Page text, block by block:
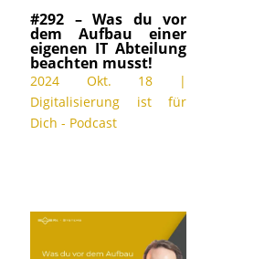
#292 – Was du vor
dem Aufbau einer
eigenen IT Abteilung
beachten musst!
2024 Okt. 18|
Digitalisierung ist für
Dich - Podcast